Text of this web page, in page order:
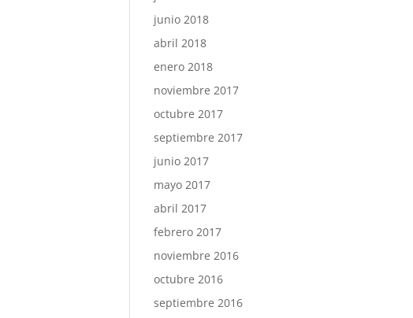
junio 2018
abril 2018
enero 2018
noviembre 2017
octubre 2017
septiembre 2017
junio 2017
mayo 2017
abril 2017
febrero 2017
noviembre 2016
octubre 2016
septiembre 2016